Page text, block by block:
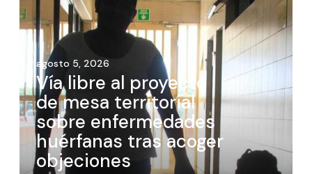
agosto 5, 2026
Vía libre al proyecto
de mesa territorial
sobre enfermedades
huérfanas tras acoger
objeciones